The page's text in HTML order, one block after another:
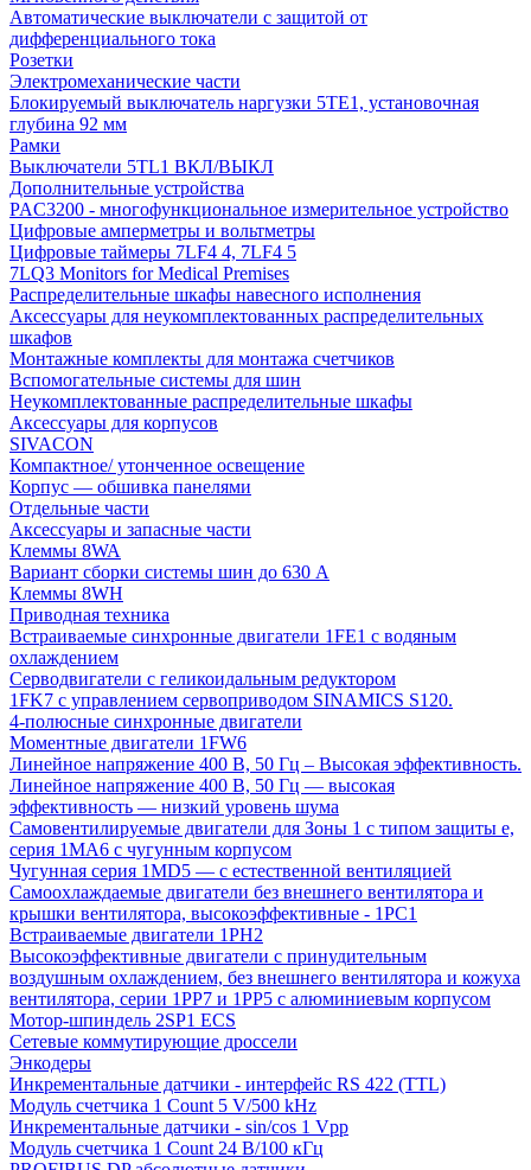
Автоматические выключатели с защитой от
дифференциального тока
Розетки
Электромеханические части
Блокируемый выключатель наргузки 5TE1, установочная
глубина 92 мм
Рамки
Выключатели 5TL1 ВКЛ/ВЫКЛ
Дополнительные устройства
PAC3200 - многофункциональное измерительное устройство
Цифровые амперметры и вольтметры
Цифровые таймеры 7LF4 4, 7LF4 5
7LQ3 Monitors for Medical Premises
Распределительные шкафы навесного исполнения
Аксессуары для неукомплектованных распределительных
шкафов
Монтажные комплекты для монтажа счетчиков
Вспомогательные системы для шин
Неукомплектованные распределительные шкафы
Аксессуары для корпусов
SIVACON
Компактное/ утонченное освещение
Корпус — обшивка панелями
Отдельные части
Аксессуары и запасные части
Клеммы 8WA
Вариант сборки системы шин до 630 A
Клеммы 8WH
Приводная техника
Встраиваемые синхронные двигатели 1FE1 с водяным
охлаждением
Серводвигатели с геликоидальным редуктором
1FK7 с управлением сервоприводом SINAMICS S120.
4-полюсные синхронные двигатели
Моментные двигатели 1FW6
Линейное напряжение 400 В, 50 Гц – Высокая эффективность.
Линейное напряжение 400 В, 50 Гц — высокая
эффективность — низкий уровень шума
Самовентилируемые двигатели для Зоны 1 с типом защиты e,
серия 1MA6 с чугунным корпусом
Чугунная серия 1MD5 — с естественной вентиляцией
Самоохлаждаемые двигатели без внешнего вентилятора и
крышки вентилятора, высокоэффективные - 1PC1
Встраиваемые двигатели 1PH2
Высокоэффективные двигатели с принудительным
воздушным охлаждением, без внешнего вентилятора и кожуха
вентилятора, серии 1PP7 и 1PP5 с алюминиевым корпусом
Мотор-шпиндель 2SP1 ECS
Сетевые коммутирующие дроссели
Энкодеры
Инкрементальные датчики - интерфейс RS 422 (TTL)
Модуль счетчика 1 Count 5 V/500 kHz
Инкрементальные датчики - sin/cos 1 Vpp
Модуль счетчика 1 Count 24 В/100 кГц